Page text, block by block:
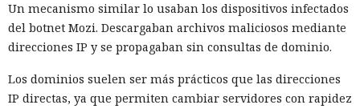
Un mecanismo similar lo usaban los dispositivos infectados
del botnet Mozi. Descargaban archivos maliciosos mediante
direcciones IP y se propagaban sin consultas de dominio.
Los dominios suelen ser más prácticos que las direcciones
IP directas, ya que permiten cambiar servidores con rapidez